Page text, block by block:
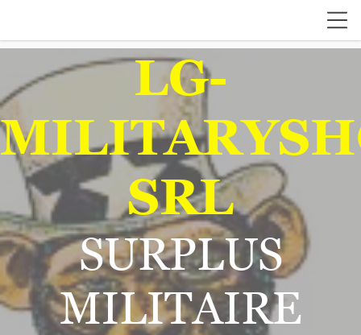
LG-
SRL
SURPLUS
MILITAIRE